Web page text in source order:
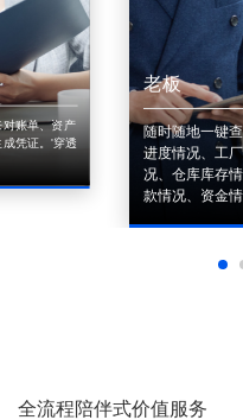
账单、资产
凭证。'穿透
老板
随时随地一键
进度情况、工
况、仓库库存
款情况、资金情
全流程陪伴式价值服务